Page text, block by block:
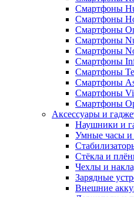
Смартфоны
Смартфоны
Смартфоны
Смартфоны
Смартфоны
Смартфоны
Смартфоны
Смартфоны
Смартфоны
Смартфоны
Аксессуары и
Наушники и
Умные часы и
Стёкла и
Чехлы и
Зарядные
Внешние